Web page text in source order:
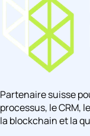
Partenaire suisse
processus, le CRM,
la blockchain et la